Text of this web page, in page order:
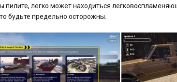
пилите, легко может находиться
будьте предельно осторожны.